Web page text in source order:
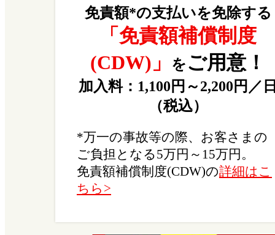
免責額*の支払いを免除する
「免責額補償制度
(CDW)」
をご用意！
加入料：1,100円～2,200円／
（税込）
*万一の事故等の際、お客さまの
ご負担となる5万円～15万円。
免責額補償制度(CDW)の詳細はこ
ちら>